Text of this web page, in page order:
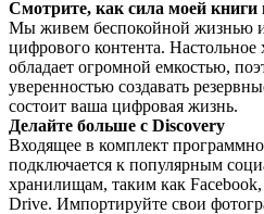
Смотрите, как сила моей
Мы живем беспокойной жизнью
цифрового контента.
обладает огромной емкостью,
уверенностью создавать
состоит ваша цифровая жизнь.
Делайте больше с Discovery
Входящее в комплект
подключается к популярным
хранилищам, таким как
Drive. Импортируйте свои